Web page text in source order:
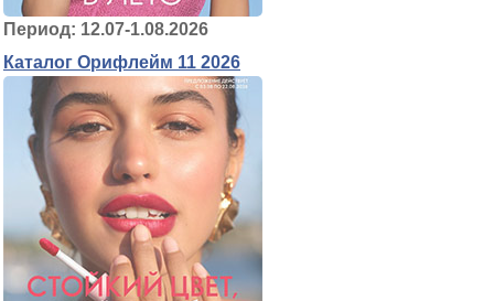
Период: 12.07-1.08.2026
Каталог Орифлейм 11 2026